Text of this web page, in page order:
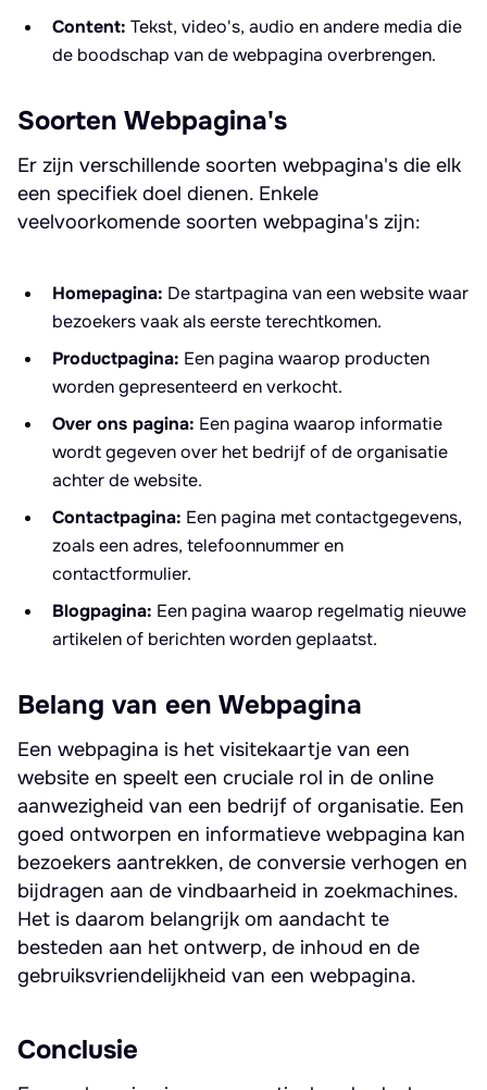
Content: Tekst, video's, audio en andere media die
de boodschap van de webpagina overbrengen.
Soorten Webpagina's
Er zijn verschillende soorten webpagina's die elk
een specifiek doel dienen. Enkele
veelvoorkomende soorten webpagina's zijn:
Homepagina: De startpagina van een website waar
bezoekers vaak als eerste terechtkomen.
Productpagina: Een pagina waarop producten
worden gepresenteerd en verkocht.
Over ons pagina: Een pagina waarop informatie
wordt gegeven over het bedrijf of de organisatie
achter de website.
Contactpagina: Een pagina met contactgegevens,
zoals een adres, telefoonnummer en
contactformulier.
Blogpagina: Een pagina waarop regelmatig nieuwe
artikelen of berichten worden geplaatst.
Belang van een Webpagina
Een webpagina is het visitekaartje van een
website en speelt een cruciale rol in de online
aanwezigheid van een bedrijf of organisatie. Een
goed ontworpen en informatieve webpagina kan
bezoekers aantrekken, de conversie verhogen en
bijdragen aan de vindbaarheid in zoekmachines.
Het is daarom belangrijk om aandacht te
besteden aan het ontwerp, de inhoud en de
gebruiksvriendelijkheid van een webpagina.
Conclusie